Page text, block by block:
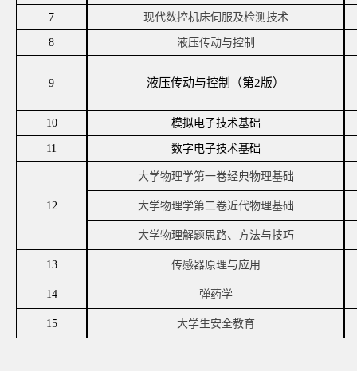
7 现代数控机床伺服及检测技术
8 液压传动与控制
9 液压传动与控制（第2版）
10 模拟电子技术基础
11 数字电子技术基础
12
大学物理学第一卷经典物理基础
大学物理学第二卷近代物理基础
大学物理解题思路、方法与技巧
13 传感器原理与应用
14 弹药学
15 大学生安全教育